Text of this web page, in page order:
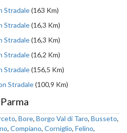
Stradale(163 Km)
Stradale(16,3 Km)
Stradale(16,3 Km)
Stradale(16,2 Km)
Stradale(156,5 Km)
Stradale(100,9 Km)
, Bore, Borgo Val di Taro, Busseto,
, Compiano, Corniglio, Felino,